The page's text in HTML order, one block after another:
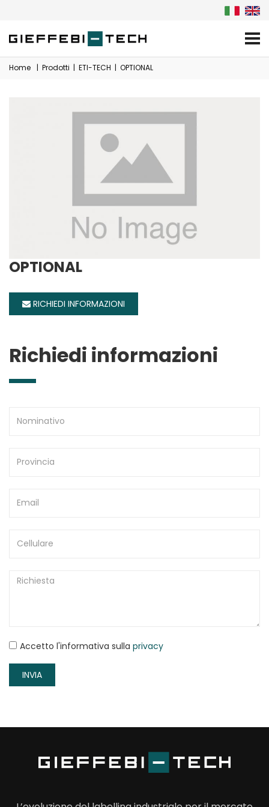
Home | Prodotti | ETI-TECH | OPTIONAL
OPTIONAL
RICHIEDI INFORMAZIONI
Richiedi informazioni
Accetto l'informativa sulla privacy
INVIA